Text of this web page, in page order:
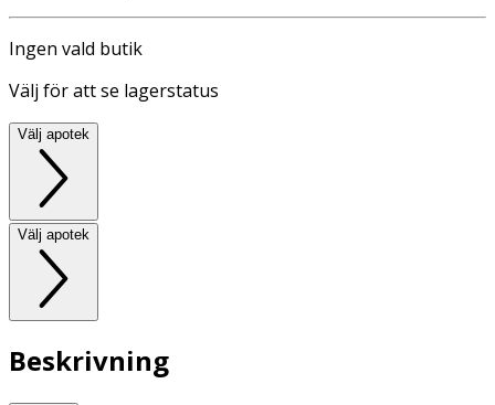
Ingen vald butik
Välj för att se lagerstatus
Välj apotek
Välj apotek
Beskrivning